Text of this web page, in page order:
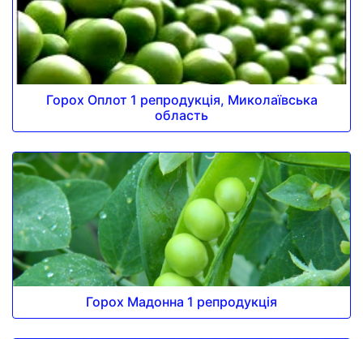
Горох Оплот 1 репродукція, Миколаївська
область
Горох Мадонна 1 репродукція